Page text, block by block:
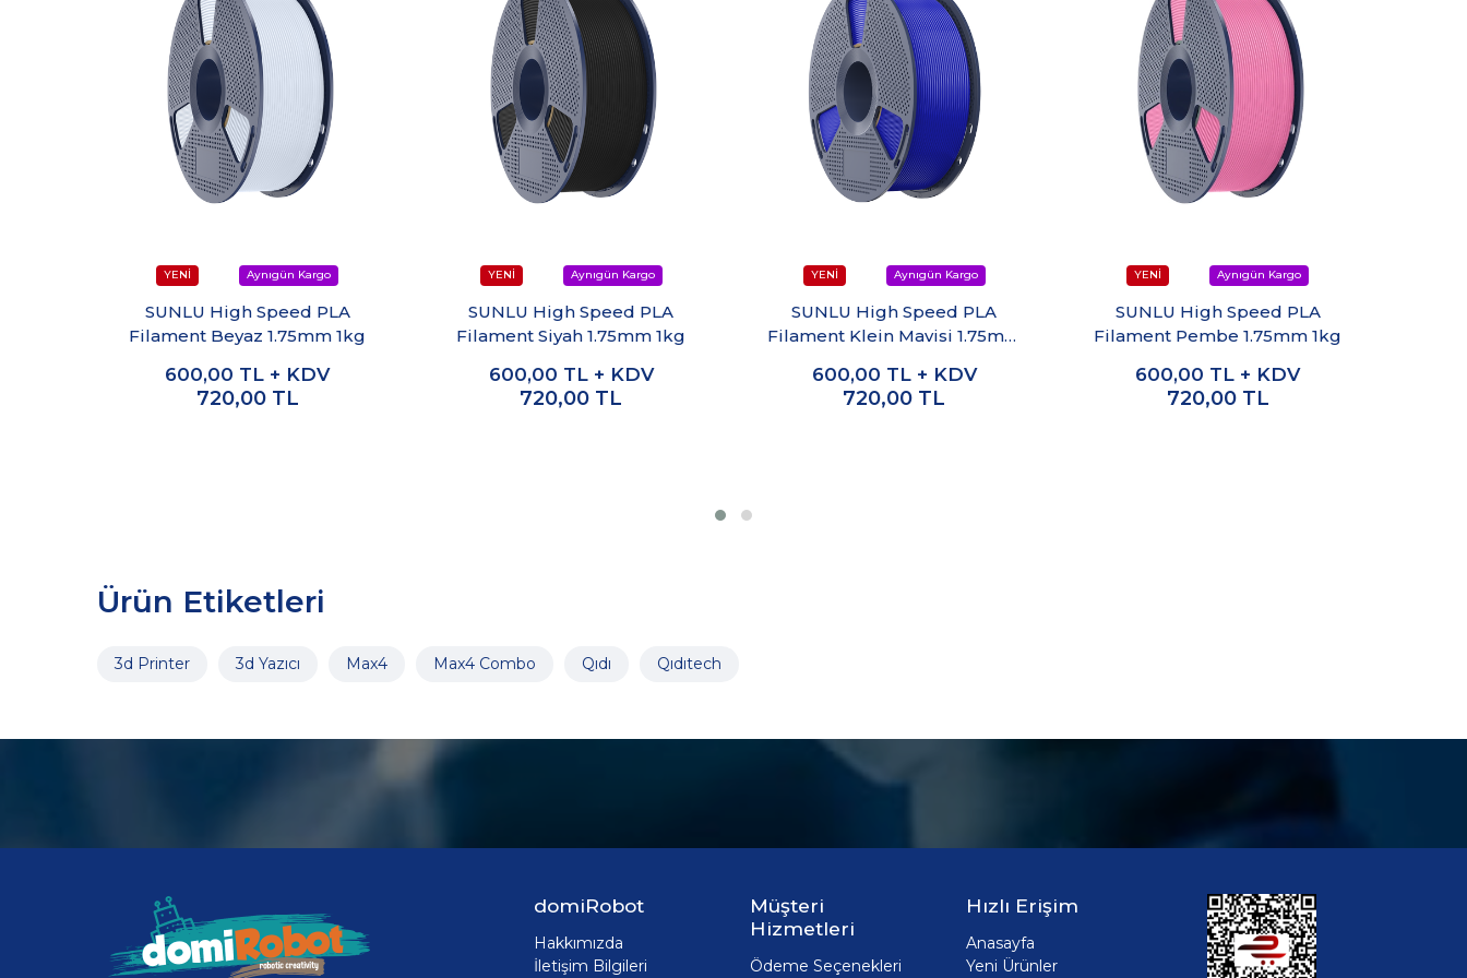
SUNLU High Speed PLA
Filament Beyaz 1.75mm 1kg
600,00 TL + KDV
720,00 TL
SUNLU High Speed PLA
Filament Siyah 1.75mm 1kg
600,00 TL + KDV
720,00 TL
SUNLU High Speed PLA
Filament Klein Mavisi 1.75mm
600,00 TL + KDV
720,00 TL
SUNLU High Speed PLA
Filament Pembe 1.75mm 1kg
600,00 TL + KDV
720,00 TL
Ürün Etiketleri
3d Printer 3d Yazıcı Max4 Max4 Combo Qıdı Qıdıtech
domiRobot
Hakkımızda
İletişim Bilgileri
Müşteri
Hizmetleri
Ödeme Seçenekleri
Hızlı Erişim
Anasayfa
Yeni Ürünler